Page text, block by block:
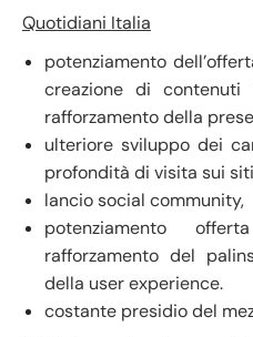
Quotidiani Italia
potenziamento
creazione di
rafforzamento della
ulteriore sviluppo dei
profondità di visita sui
lancio social community,
potenziamento
rafforzamento del
della user experience.
costante presidio del